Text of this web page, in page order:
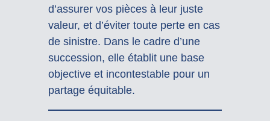
d’assurer vos pièces à leur juste
valeur, et d’éviter toute perte en cas
de sinistre. Dans le cadre d’une
succession, elle établit une base
objective et incontestable pour un
partage équitable.